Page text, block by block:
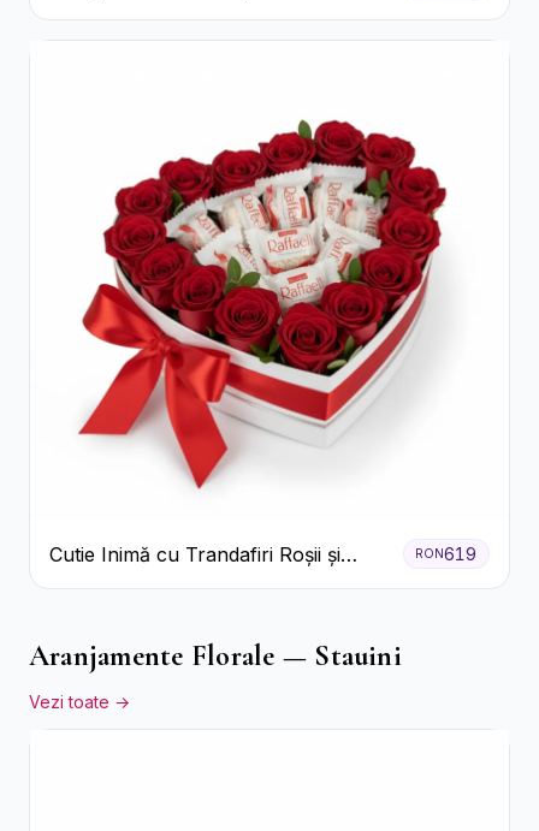
și Ferrero Rocher Premium
Cutie Inimă cu Trandafiri Roșii și
Bomboane Raffaello
RON619
Aranjamente Florale — Stauini
Vezi toate →